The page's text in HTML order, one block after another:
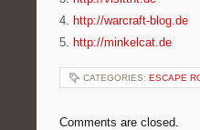
4. http://warcraft-blog.de
5. http://minkelcat.de
CATEGORIES: ESCAPE
Comments are closed.